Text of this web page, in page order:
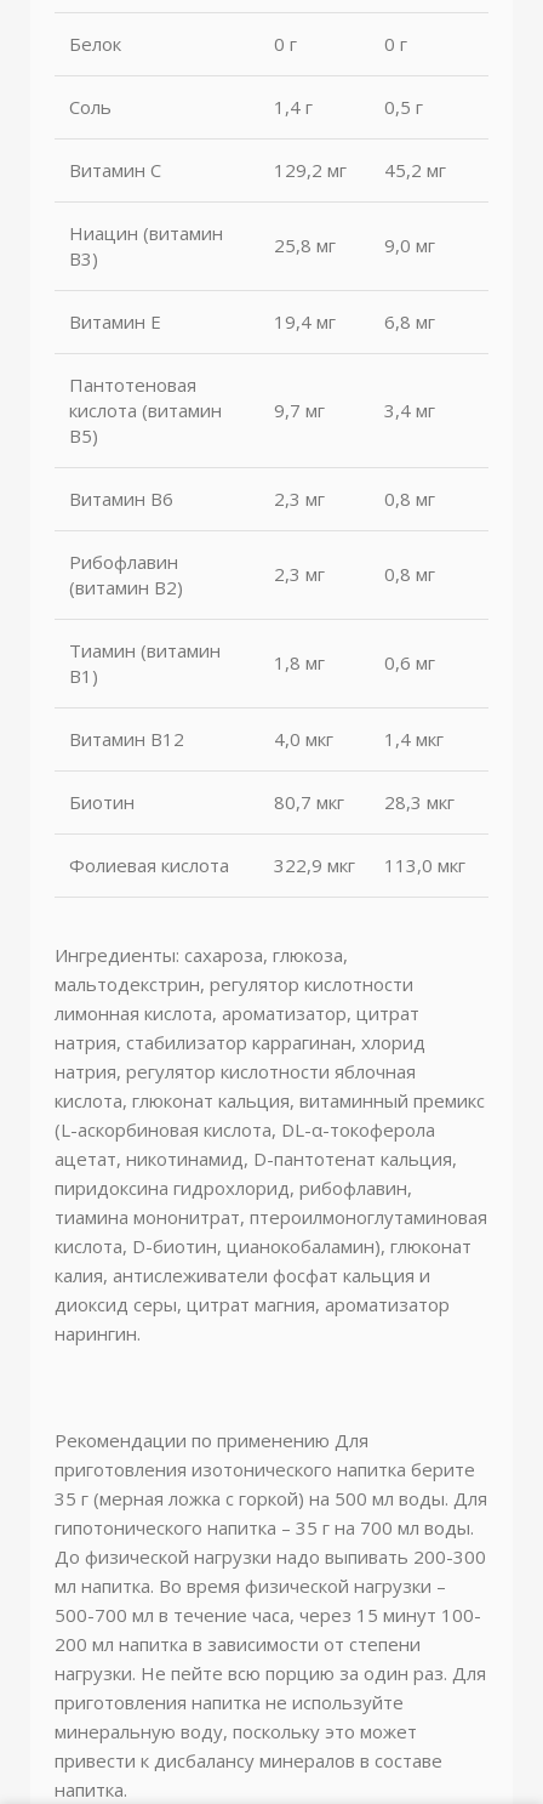
Белок 0 г 0 г
Соль 1,4 г 0,5 г
Витамин С 129,2 мг 45,2 мг
Ниацин (витамин
B3)
25,8 мг 9,0 мг
Витамин Е 19,4 мг 6,8 мг
Пантотеновая
кислота (витамин
B5)
9,7 мг 3,4 мг
Витамин В6 2,3 мг 0,8 мг
Рибофлавин
(витамин B2)
2,3 мг 0,8 мг
Тиамин (витамин
B1)
1,8 мг 0,6 мг
Витамин В12 4,0 мкг 1,4 мкг
Биотин 80,7 мкг 28,3 мкг
Фолиевая кислота 322,9 мкг 113,0 мкг
Ингредиенты: сахароза, глюкоза,
мальтодекстрин, регулятор кислотности
лимонная кислота, ароматизатор, цитрат
натрия, стабилизатор каррагинан, хлорид
натрия, регулятор кислотности яблочная
кислота, глюконат кальция, витаминный премикс
(L-аскорбиновая кислота, DL-α-токоферола
ацетат, никотинамид, D-пантотенат кальция,
пиридоксина гидрохлорид, рибофлавин,
тиамина мононитрат, птероилмоноглутаминовая
кислота, D-биотин, цианокобаламин), глюконат
калия, антислеживатели фосфат кальция и
диоксид серы, цитрат магния, ароматизатор
нарингин.
Рекомендации по применению Для
приготовления изотонического напитка берите
35 г (мерная ложка с горкой) на 500 мл воды. Для
гипотонического напитка – 35 г на 700 мл воды.
До физической нагрузки надо выпивать 200-300
мл напитка. Во время физической нагрузки –
500-700 мл в течение часа, через 15 минут 100-
200 мл напитка в зависимости от степени
нагрузки. Не пейте всю порцию за один раз. Для
приготовления напитка не используйте
минеральную воду, поскольку это может
привести к дисбалансу минералов в составе
напитка.